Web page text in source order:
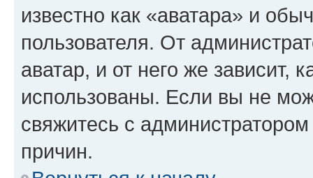
известно как «аватара» и
пользователя. От
аватар, и от него же зависит,
использованы. Если вы не
свяжитесь с
причин.